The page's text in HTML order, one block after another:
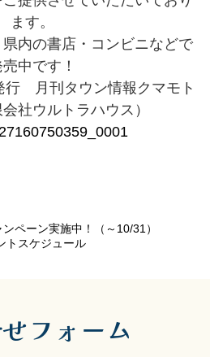
ます。
内の書店・コンビニなどで
中です！
行 月刊タウン情報クマモト
会社ウルトラハウス）
ペーン実施中！（～10/31）
トスケジュール
フォーム